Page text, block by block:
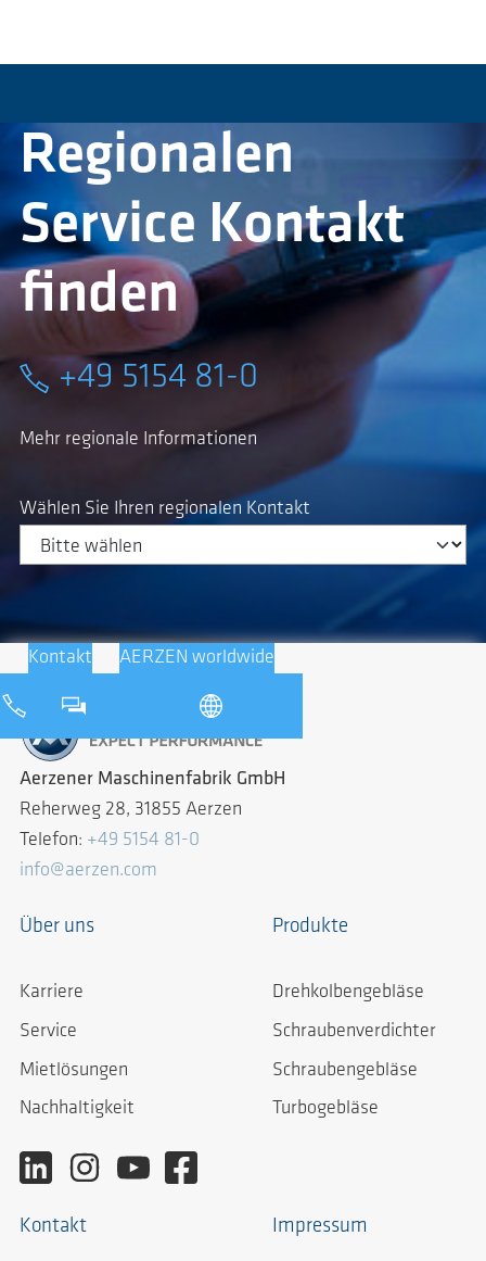
Regionalen
Service Kontakt
finden
+49 5154 81-0
Mehr regionale Informationen
Wählen Sie Ihren regionalen Kontakt
Kontakt AERZEN worldwide
Aerzener Maschinenfabrik GmbH
Reherweg 28, 31855 Aerzen
Telefon: +49 5154 81-0
info@aerzen.com
Über uns
Karriere
Service
Mietlösungen
Nachhaltigkeit
Produkte
Drehkolbengebläse
Schraubenverdichter
Schraubengebläse
Turbogebläse
Kontakt Impressum